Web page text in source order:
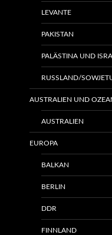
LEVANTE
PAKISTAN
PALÄSTINA UND
RUSSLAND/
AUSTRALIEN UND
AUSTRALIEN
EUROPA
BALKAN
BERLIN
DDR
FINNLAND